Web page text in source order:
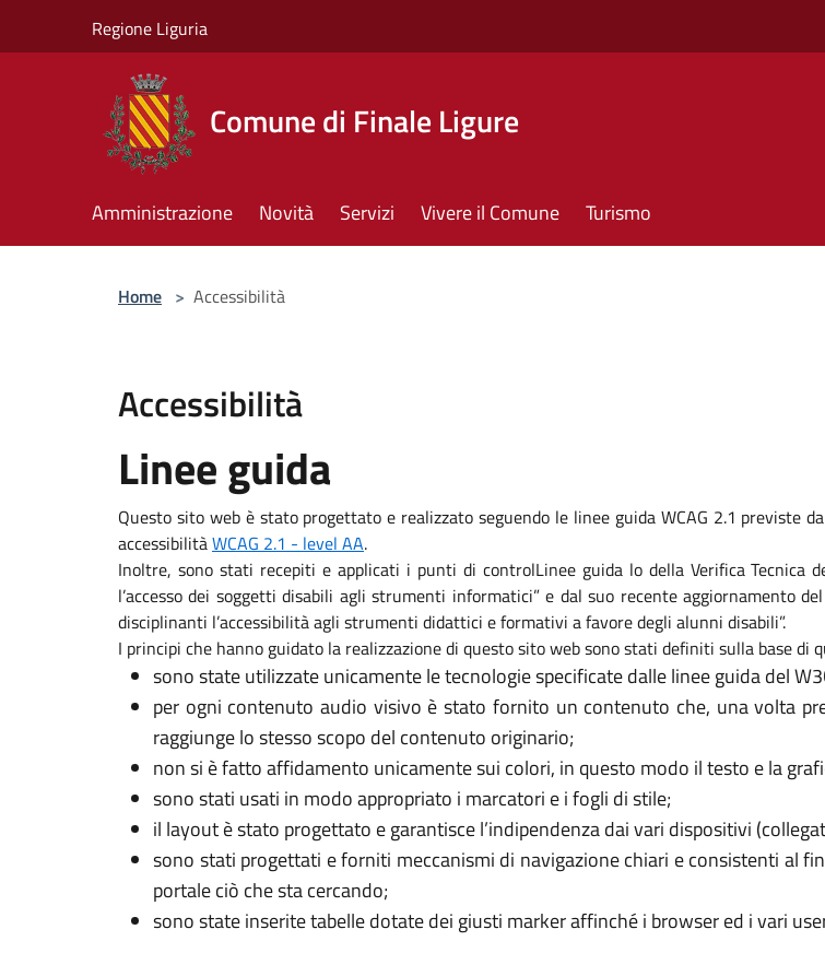
Regione Liguria
Comune di Finale Ligure
Amministrazione Novità Servizi Vivere il Comune Turismo
Home > Accessibilità
Accessibilità
Linee guida
Questo sito web è stato progettato e realizzato seguendo le linee guida WCAG 2.1 previste
accessibilitàWCAG 2.1 - level AA.
Inoltre, sono stati recepiti e applicati i punti di controlLinee guida lo della Verifica Tecnica
l’accesso dei soggetti disabili agli strumenti informatici” e dal suo recente aggiornamento
disciplinanti l’accessibilità agli strumenti didattici e formativi a favore degli alunni disabili”.
I principi che hanno guidato la realizzazione di questo sito web sono stati definiti sulla base di
sono state utilizzate unicamente le tecnologie specificate dalle linee guida del
per ogni contenuto audio visivo è stato fornito un contenuto che, una volta
raggiunge lo stesso scopo del contenuto originario;
non si è fatto affidamento unicamente sui colori, in questo modo il testo e la
sono stati usati in modo appropriato i marcatori e i fogli di stile;
il layout è stato progettato e garantisce l’indipendenza dai vari dispositivi
sono stati progettati e forniti meccanismi di navigazione chiari e consistenti al
portale ciò che sta cercando;
sono state inserite tabelle dotate dei giusti marker affinché i browser ed i vari